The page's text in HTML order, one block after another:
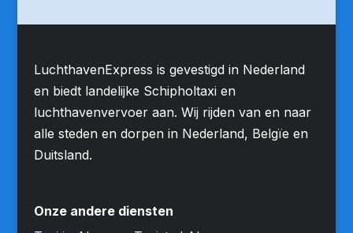
LuchthavenExpress is gevestigd in Nederland
en biedt landelijke Schipholtaxi en
luchthavenvervoer aan. Wij rijden van en naar
alle steden en dorpen in Nederland, Belgïe en
Duitsland.
Onze andere diensten